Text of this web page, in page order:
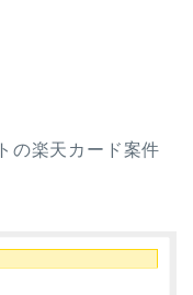
の楽天カード案件